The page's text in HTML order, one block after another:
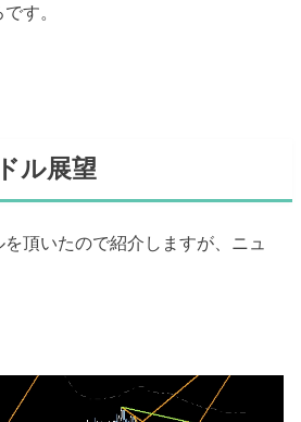
す。
ル展望
頂いたので紹介しますが、ニュ